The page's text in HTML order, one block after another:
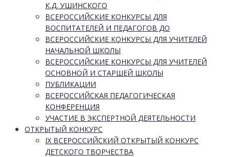
К.Д. УШИНСКОГО
ВСЕРОССИЙСКИЕ КОНКУРСЫ ДЛЯ
ВОСПИТАТЕЛЕЙ И ПЕДАГОГОВ ДО
ВСЕРОССИЙСКИЕ КОНКУРСЫ ДЛЯ УЧИТЕЛЕЙ
НАЧАЛЬНОЙ ШКОЛЫ
ВСЕРОССИЙСКИЕ КОНКУРСЫ ДЛЯ УЧИТЕЛЕЙ
ОСНОВНОЙ И СТАРШЕЙ ШКОЛЫ
ПУБЛИКАЦИИ
ВСЕРОССИЙСКАЯ ПЕДАГОГИЧЕСКАЯ
КОНФЕРЕНЦИЯ
УЧАСТИЕ В ЭКСПЕРТНОЙ ДЕЯТЕЛЬНОСТИ
ОТКРЫТЫЙ КОНКУРС
IX ВСЕРОССИЙСКИЙ ОТКРЫТЫЙ КОНКУРС
ДЕТСКОГО ТВОРЧЕСТВА